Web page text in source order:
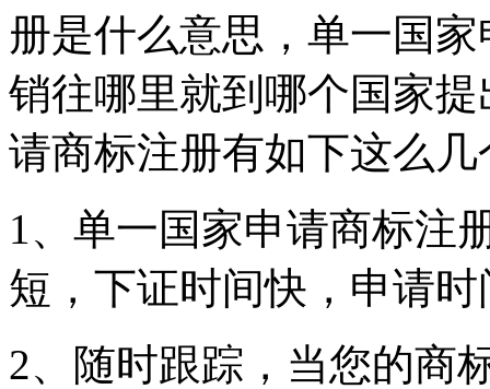
册是什么意思，单一国
销往哪里就到哪个国家
请商标注册有如下这么
1、单一国家申请商标注
短，下证时间快，申请
2、随时跟踪，当您的商